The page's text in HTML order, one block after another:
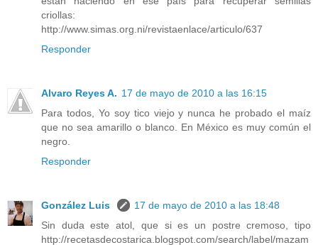
criollas:
http://www.simas.org.ni/revistaenlace/articulo/637
Responder
Alvaro Reyes A. 17 de mayo de 2010 a las 16:15
Para todos, Yo soy tico viejo y nunca he probado el maíz
que no sea amarillo o blanco. En México es muy común el
negro.
Responder
González Luis
17 de mayo de 2010 a las 18:48
Sin duda este atol, que si es un postre cremoso, tipo
http://recetasdecostarica.blogspot.com/search/label/mazam